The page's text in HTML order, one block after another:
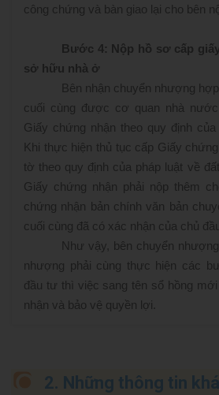
công chứng và bàn giao lại cho bên
Bước 4: Nộp hồ sơ cấp
sở hữu nhà ở
Bên nhận chuyển nhượng
cuối cùng được cơ quan nhà
Giấy chứng nhận theo quy định của
Khi thực hiện thủ tục cấp Giấy
tờ theo quy định của pháp luật về
Giấy chứng nhận phải nộp thêm
chứng nhận bản chính văn bản
cuối cùng đã có xác nhận của chủ
Như vậy, bên chuyển
nhượng phải cùng thực hiện các
đầu tư thì việc sang tên sổ hồng
nhận và bảo vệ quyền lợi.
2. Những thông tin